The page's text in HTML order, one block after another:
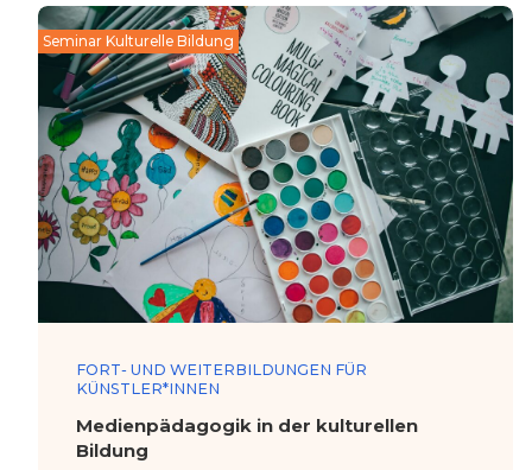
Seminar Kulturelle Bildung
FORT- UND WEITERBILDUNGEN FÜR
KÜNSTLER*INNEN
Medienpädagogik in der kulturellen
Bildung